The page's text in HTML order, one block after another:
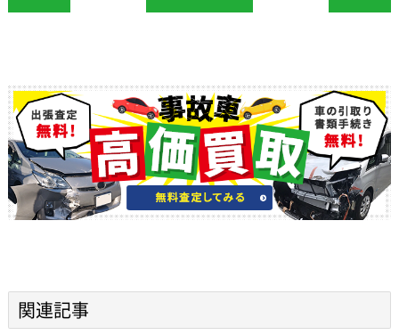
関連記事